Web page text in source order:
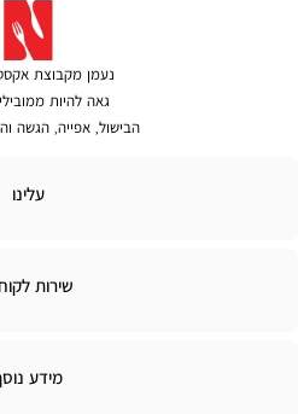
נעמן מקבוצת
גאה להיות
הבישול, אפייה, הגשה
עלינו
שירות
מידע מידע